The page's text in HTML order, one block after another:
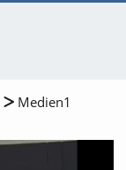
Medien1